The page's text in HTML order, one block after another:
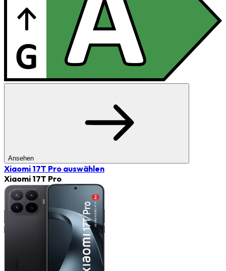
Ansehen
Xiaomi 17T Pro auswählen
Xiaomi 17T Pro